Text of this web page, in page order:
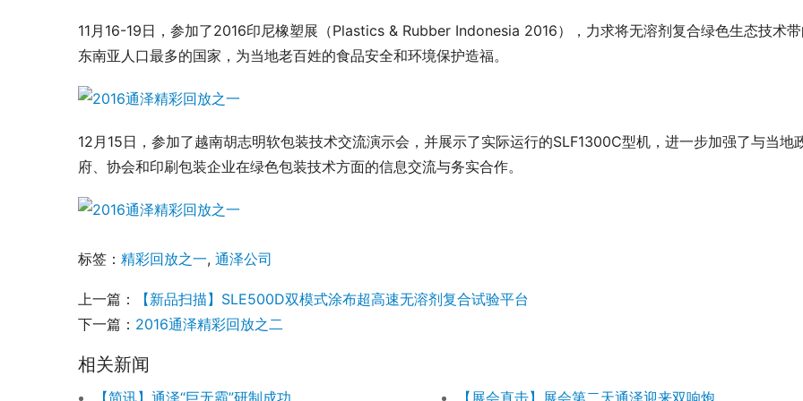
11月16-19日，参加了2016印尼橡塑展（Plastics & Rubber Indonesia 2016），力求将无溶剂复合绿色生态技术
东南亚人口最多的国家，为当地老百姓的食品安全和环境保护造福。
12月15日，参加了越南胡志明软包装技术交流演示会，并展示了实际运行的SLF1300C型机，进一步加强了与当地
府、协会和印刷包装企业在绿色包装技术方面的信息交流与务实合作。
标签： 精彩回放之一, 通泽公司
上一篇：
【新品扫描】SLE500D双模式涂布超高速无溶剂复合试验平台
下一篇： 2016通泽精彩回放之二
相关新闻